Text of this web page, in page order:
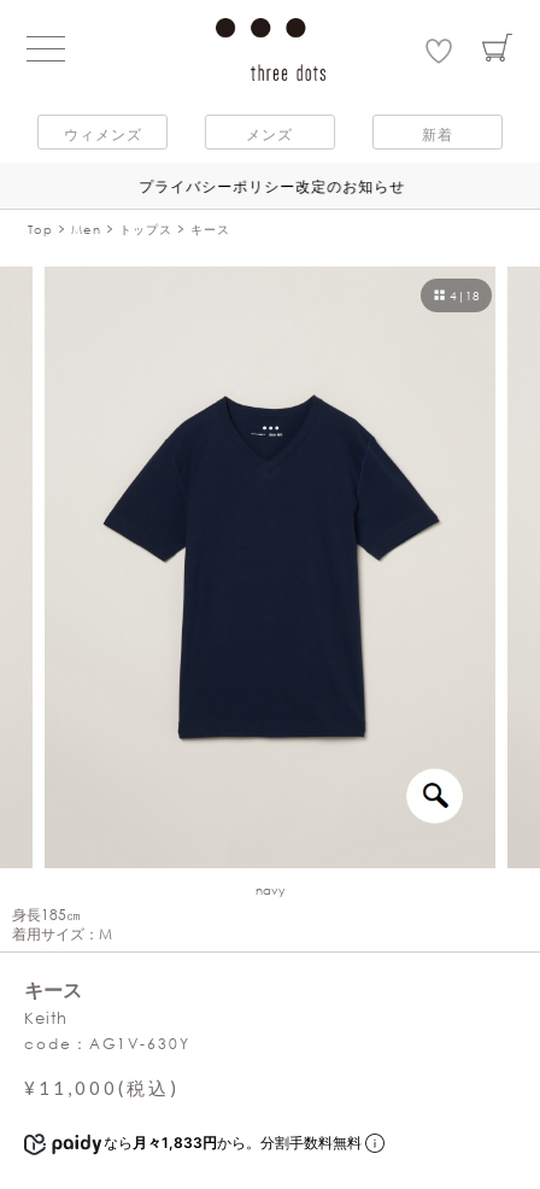
ウィメンズ メンズ 新着
プライバシーポリシー改定のお知らせ
Top Men トップス キース
4 | 18
navy
身長185㎝
着用サイズ：M
キース
Keith
code：AG1V-630Y
¥11,000(税込)
なら 月々1,833円から。分割手数料無料